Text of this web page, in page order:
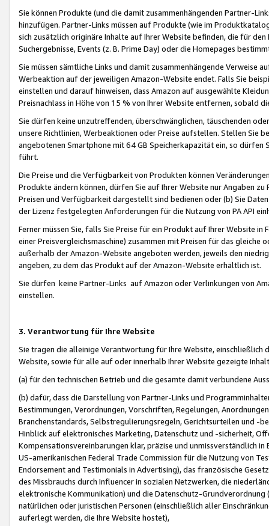
Sie können Produkte (und die damit zusammenhängenden Partner-
hinzufügen. Partner-Links müssen auf Produkte (wie im
sich zusätzlich originäre Inhalte auf Ihrer Website befinden, die für
Suchergebnisse, Events (z. B. Prime Day) oder die Homepages
Sie müssen sämtliche Links und damit zusammenhängende
Werbeaktion auf der jeweiligen Amazon-Website endet. Falls Sie
einstellen und darauf hinweisen, dass Amazon auf ausgewählte
Preisnachlass in Höhe von 15 % von Ihrer Website entfernen, sobald
Sie dürfen keine unzutreffenden, überschwänglichen, täuschenden
unsere Richtlinien, Werbeaktionen oder Preise aufstellen. Stellen Sie
angebotenen Smartphone mit 64 GB Speicherkapazität ein, so dürfen
führt.
Die Preise und die Verfügbarkeit von Produkten können
Produkte ändern können, dürfen Sie auf Ihrer Website nur Angaben
Preisen und Verfügbarkeit dargestellt sind bedienen oder (b) Sie
der Lizenz festgelegten Anforderungen für die Nutzung von PA API
Ferner müssen Sie, falls Sie Preise für ein Produkt auf Ihrer Website
einer Preisvergleichsmaschine) zusammen mit Preisen für das
außerhalb der Amazon-Website angeboten werden, jeweils den
angeben, zu dem das Produkt auf der Amazon-Website erhältlich ist.
Sie dürfen keine Partner-Links auf Amazon oder Verlinkungen von
einstellen.
3. Verantwortung für Ihre Website
Sie tragen die alleinige Verantwortung für Ihre Website,
Website, sowie für alle auf oder innerhalb Ihrer Website gezeigte
(a) für den technischen Betrieb und die gesamte damit verbundene
(b) dafür, dass die Darstellung von Partner-Links und
Bestimmungen, Verordnungen, Vorschriften, Regelungen,
Branchenstandards, Selbstregulierungsregeln, Gerichtsurteilen und -
Hinblick auf elektronisches Marketing, Datenschutz und -sicherheit,
Kompensationsvereinbarungen klar, präzise und unmissverständlich
US-amerikanischen Federal Trade Commission für die Nutzung von
Endorsement and Testimonials in Advertising), das französische
des Missbrauchs durch Influencer in sozialen Netzwerken, die
elektronische Kommunikation) und die Datenschutz-
natürlichen oder juristischen Personen (einschließlich aller
auferlegt werden, die Ihre Website hostet),